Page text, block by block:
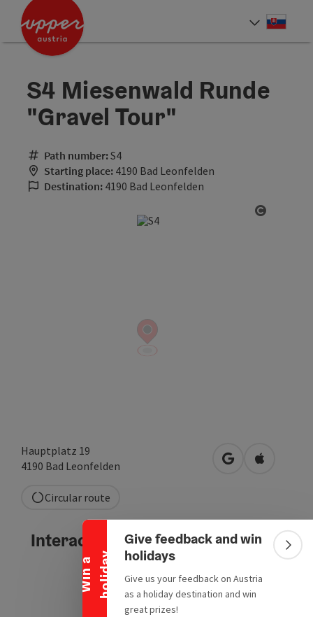
Accesskey
Accesskey
W
i
n
a
h
o
l
i
d
a y
Collapse banner
Give feedback and win
holidays
Give us your feedback on Austria
as a holiday destination and win
great prizes!
S4 Miesenwald Runde
"Gravel Tour"
Path number:S4
Starting place: 4190 Bad Leonfelden
Destination: 4190 Bad Leonfelden
Hauptplatz 19
4190 Bad Leonfelden open in Google
Open in
Circular route
Interactive elevation profile